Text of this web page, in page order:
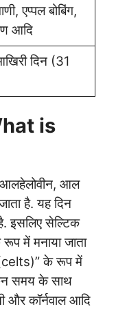
एप्पल बोबिंग,
आदि
दिन (31
is
आलहेलोवीन, आल
है. यह दिन
इसलिए सेल्टिक
में मनाया जाता
(celts)” के रूप में
समय के साथ
कॉर्नवाल आदि